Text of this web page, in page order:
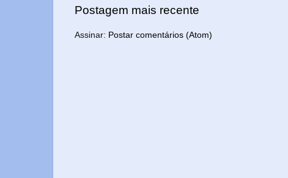
Postagem mais recente
Assinar: Postar comentários (Atom)